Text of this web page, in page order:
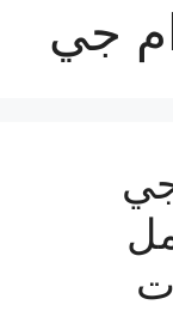
جي
عمل